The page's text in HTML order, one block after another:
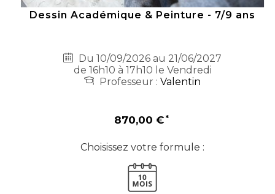
Dessin Académique & Peinture - 7/9 ans
Du 10/09/2026 au 21/06/2027
de 16h10 à 17h10 le Vendredi
Professeur :Valentin
870,00 €
Choisissez votre formule :